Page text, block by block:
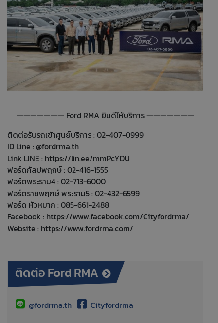
——————— Ford RMA ยินดีให้บริการ ———————
ติดต่อรับรถเข้าศูนย์บริการ : 02-407-0999
ID Line : @fordrma.th
Link LINE : https://lin.ee/mmPcYDU
ฟอร์ดกัลปพฤกษ์ : 02-416-1555
ฟอร์ดพระราม4 : 02-713-6000
ฟอร์ดราชพฤกษ์ พระราม5 : 02-432-6599
ฟอร์ด หัวหมาก : 085-661-2488
Facebook : https://www.facebook.com/Cityfordrma/
Website : https://www.fordrma.com/
ติดต่อ Ford RMA
@fordrma.th Cityfordrma